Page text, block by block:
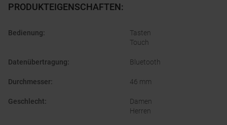
PRODUKTEIGENSCHAFTEN:
Bedienung:
Tasten
Touch
Datenübertragung: Bluetooth
Durchmesser: 46 mm
Geschlecht:
Damen
Herren